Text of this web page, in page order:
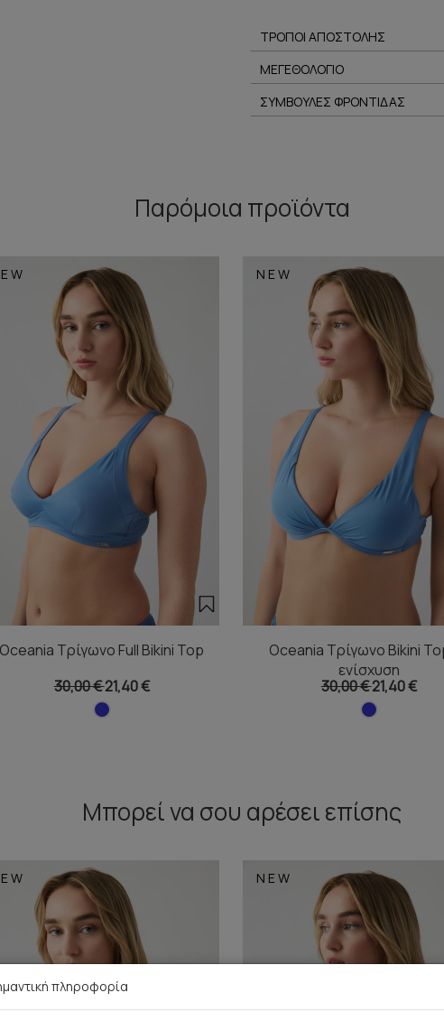
ΤΡΟΠΟΙ ΑΠΟΣΤΟΛΗΣ
ΜΕΓΕΘΟΛΟΓΙΟ
ΣΥΜΒΟΥΛΕΣ ΦΡΟΝΤΙΔΑΣ
Παρόμοια προϊόντα
Oceania Τρίγωνο Full Bikini Top
30,00 €21,40 €
NEW
Oceania Τρίγωνο Bikini
ενίσχυση
30,00 €21,40 €
Μπορεί να σου αρέσει επίσης
NEW
πληροφορία